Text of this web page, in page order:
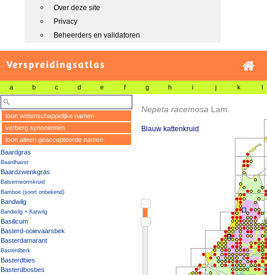
Over deze site
Privacy
Beheerders en validatoren
Verspreidingsatlas
a b c d e f g h i j k l
toon wetenschappelijke namen
verberg synoniemen
toon alleen geaccepteerde namen
Baardgras
Baardhaver
Baardzwenkgras
Balsemwormkruid
Bamboe (soort onbekend)
Bandwilg
Bandwilg × Katwilg
Basilicum
Basterd-ooievaarsbek
Basterdamarant
Basterdberk
Basterdbies
Basterdbosbes
Nepeta racemosa Lam.
Blauw kattenkruid